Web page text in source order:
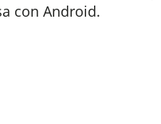
con Android.